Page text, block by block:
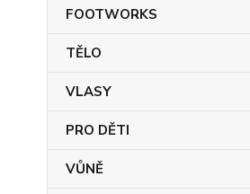
FOOTWORKS
TĚLO
VLASY
PRO DĚTI
VŮNĚ